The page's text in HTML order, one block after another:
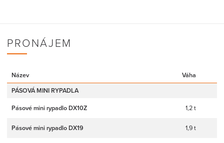
PRONÁJEM
Název
Váha
PÁSOVÁ MINI RYPADLA
Pásové mini rypadlo DX10Z 1,2 t
Pásové mini rypadlo DX19 1,9 t